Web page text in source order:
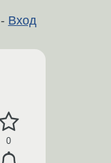
- Вход
0